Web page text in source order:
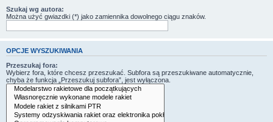
Szukaj wg autora:
Można użyć gwiazdki (*) jako zamiennika dowolnego ciągu znaków.
OPCJE WYSZUKIWANIA
Przeszukaj fora:
Wybierz fora, które chcesz przeszukać. Subfora są przeszukiwane automatycznie,
chyba że funkcja „Przeszukuj subfora”, jest wyłączona.